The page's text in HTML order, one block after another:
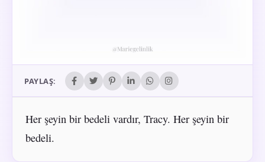
PAYLAŞ:
Her şeyin bir bedeli vardır, Tracy. Her şeyin bir
bedeli.